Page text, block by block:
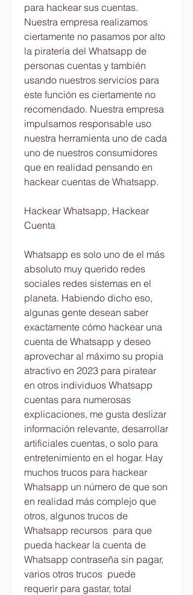
para hackear sus cuentas.
Nuestra empresa realizamos
ciertamente no pasamos por alto
la piratería del Whatsapp de
personas cuentas y también
usando nuestros servicios para
este función es ciertamente no
recomendado. Nuestra empresa
impulsamos responsable uso
nuestra herramienta uno de cada
uno de nuestros consumidores
que en realidad pensando en
hackear cuentas de Whatsapp.
Hackear Whatsapp, Hackear
Cuenta
Whatsapp es solo uno de el más
absoluto muy querido redes
sociales redes sistemas en el
planeta. Habiendo dicho eso,
algunas gente desean saber
exactamente cómo hackear una
cuenta de Whatsapp y deseo
aprovechar al máximo su propia
atractivo en 2023 para piratear
en otros individuos Whatsapp
cuentas para numerosas
explicaciones, me gusta deslizar
información relevante, desarrollar
artificiales cuentas, o solo para
entretenimiento en el hogar. Hay
muchos trucos para hackear
Whatsapp un número de que son
en realidad más complejo que
otros, algunos trucos de
Whatsapp recursos  para que
pueda hackear la cuenta de
Whatsapp contraseña sin pagar,
varios otros trucos  puede
requerir para gastar, total